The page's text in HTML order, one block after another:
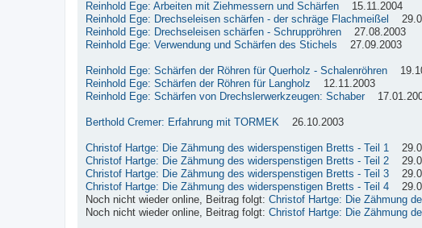
Reinhold Ege: Arbeiten mit Ziehmessern und Schärfen 15.11.2004
Reinhold Ege: Drechseleisen schärfen - der schräge Flachmeißel
Reinhold Ege: Drechseleisen schärfen - Schruppröhren 27.08.2003
Reinhold Ege: Verwendung und Schärfen des Stichels 27.09.2003
Reinhold Ege: Schärfen der Röhren für Querholz - Schalenröhren
Reinhold Ege: Schärfen der Röhren für Langholz 12.11.2003
Reinhold Ege: Schärfen von Drechslerwerkzeugen: Schaber
Berthold Cremer: Erfahrung mit TORMEK 26.10.2003
Christof Hartge: Die Zähmung des widerspenstigen Bretts - Teil 1
Christof Hartge: Die Zähmung des widerspenstigen Bretts - Teil 2
Christof Hartge: Die Zähmung des widerspenstigen Bretts - Teil 3
Christof Hartge: Die Zähmung des widerspenstigen Bretts - Teil 4
Noch nicht wieder online, Beitrag folgt: Christof Hartge: Die Zähmung
Noch nicht wieder online, Beitrag folgt: Christof Hartge: Die Zähmung